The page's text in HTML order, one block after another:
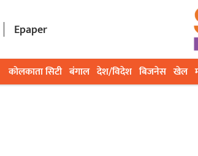
Epaper
कोलकाता सिटी बंगाल देश/विदेश बिजनेस खेल